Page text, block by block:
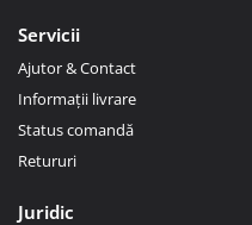
Servicii
Ajutor & Contact
Informații livrare
Status comandă
Retururi
Juridic